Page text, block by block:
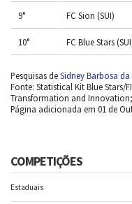
9° FC Sion (SUI)
10° FC Blue Stars
Pesquisas deSidney Barbosa da
Fonte: Statistical Kit Blue Stars/
Transformation and
Página adicionada em 01 de
COMPETIÇÕES
Estaduais